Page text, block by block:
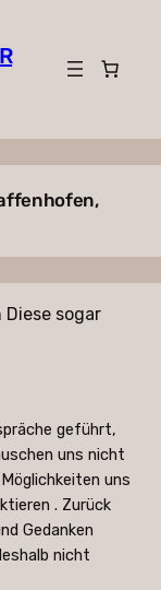
sogar
geführt,
uns nicht
uns
. Zurück
Gedanken
nicht